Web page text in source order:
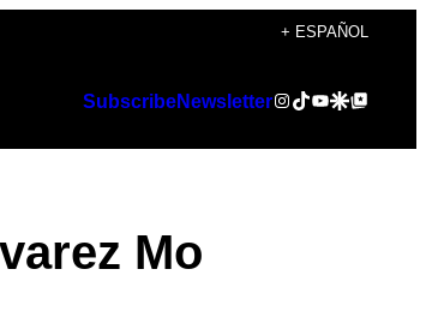
+ ESPAÑOL
SubscribeNewsletterInstagram
TikTok
YouTube
Google Discover
Google Top Posts
Mo